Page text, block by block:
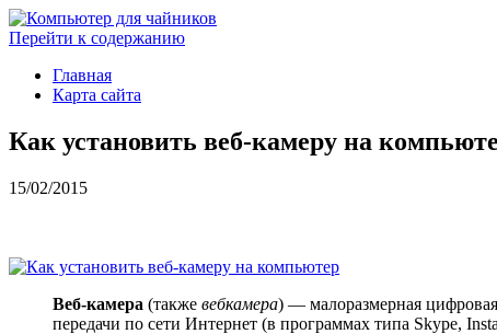
Перейти к содержанию
Главная
Карта сайта
Как установить веб-камеру на
15/02/2015
Веб-камера (также вебкамера) — малоразмерная
передачи по сети Интернет (в программах типа Skype,